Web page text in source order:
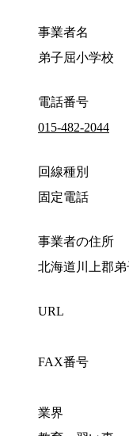
事業者名
弟子屈小学校
電話番号
015-482-2044
回線種別
固定電話
事業者の住所
北海道川上郡弟
URL
FAX番号
業界